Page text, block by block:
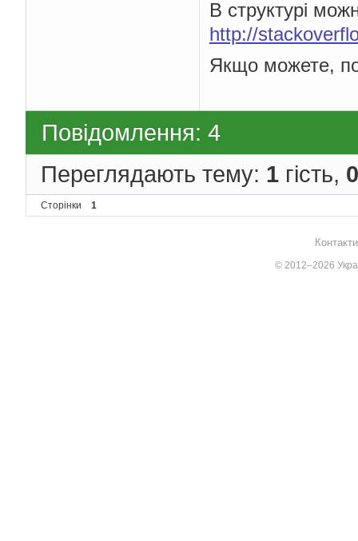
В структурі
http://
Якщо можете,
Повідомлення: 4
Переглядають тему: 1 гість, 0
Сторінки 1
© 2012–2026